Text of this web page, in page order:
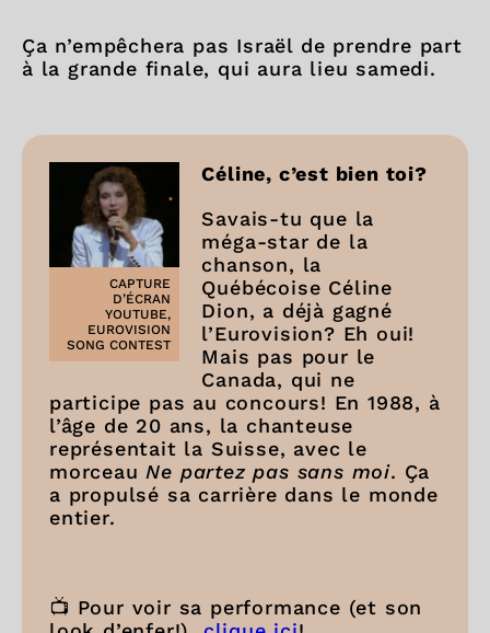
Ça n’empêchera pas Israël de prendre part
à la grande finale, qui aura lieu samedi.
CAPTURE
D’ÉCRAN
YOUTUBE,
EUROVISION
SONG CONTEST
Céline, c’est bien toi?
Savais-tu que la
méga-star de la
chanson, la
Québécoise Céline
Dion, a déjà gagné
l’Eurovision? Eh oui!
Mais pas pour le
Canada, qui ne
participe pas au concours! En 1988, à
l’âge de 20 ans, la chanteuse
représentait la Suisse, avec le
morceau Ne partez pas sans moi. Ça
a propulsé sa carrière dans le monde
entier.
📺 Pour voir sa performance (et son